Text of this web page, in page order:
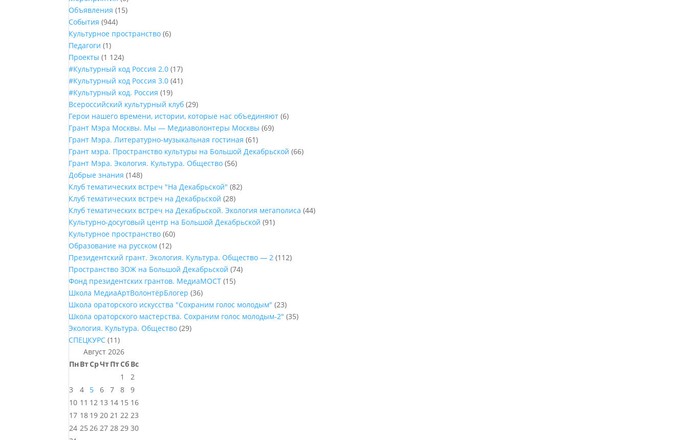
Объявления (15)
События (944)
Культурное пространство (6)
Педагоги (1)
Проекты (1 124)
#Культурный код Россия 2.0 (17)
#Культурный код Россия 3.0 (41)
#Культурный код. Россия (19)
Всероссийский культурный клуб (29)
Герои нашего времени, истории, которые нас объединяют (6)
Грант Мэра Москвы. Мы — Медиаволонтеры Москвы (69)
Грант Мэра. Литературно-музыкальная гостиная (61)
Грант мэра. Пространство культуры на Большой Декабрьской (66)
Грант Мэра. Экология. Культура. Общество (56)
Добрые знания (148)
Клуб тематических встреч "На Декабрьской" (82)
Клуб тематических встреч на Декабрьской (28)
Клуб тематических встреч на Декабрьской. Экология мегаполиса (44)
Культурно-досуговый центр на Большой Декабрьской (91)
Культурное пространство (60)
Образование на русском (12)
Президентский грант. Экология. Культура. Общество — 2 (112)
Пространство ЗОЖ на Большой Декабрьской (74)
Фонд президентских грантов. МедиаМОСТ (15)
Школа МедиаАртВолонтёрБлогер (36)
Школа ораторского искусства "Сохраним голос молодым" (23)
Школа ораторского мастерства. Сохраним голос молодым-2" (35)
Экология. Культура. Общество (29)
СПЕЦКУРС (11)
Август 2026
ПнВтСрЧтПтСб Вс
1
2
3
4 5 6 7 8
9
10 11 12 13 14 15 16
17 18 19 20 21 22 23
24 25 26 27 28 29 30